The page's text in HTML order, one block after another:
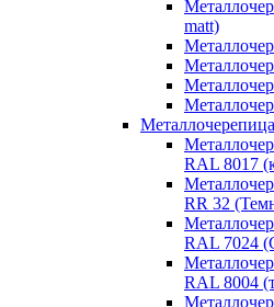
matt)
RAL 8017
RR 32
RAL 7024
RAL 8004